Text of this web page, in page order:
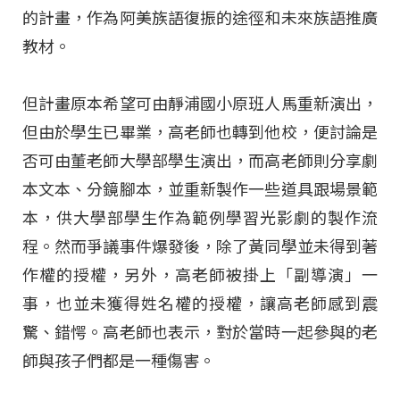
的計畫，作為阿美族語復振的途徑和未來族語推廣
教材。
但計畫原本希望可由靜浦國小原班人馬重新演出，
但由於學生已畢業，高老師也轉到他校，便討論是
否可由董老師大學部學生演出，而高老師則分享劇
本文本、分鏡腳本，並重新製作一些道具跟場景範
本，供大學部學生作為範例學習光影劇的製作流
程。然而爭議事件爆發後，除了黃同學並未得到著
作權的授權，另外，高老師被掛上「副導演」一
事，也並未獲得姓名權的授權，讓高老師感到震
驚、錯愕。高老師也表示，對於當時一起參與的老
師與孩子們都是一種傷害。